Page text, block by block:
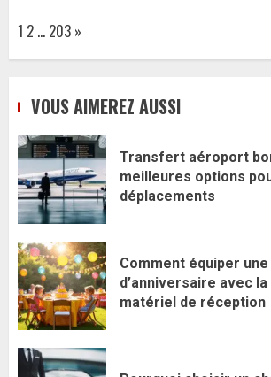
Page:
1 2 … 203 Next
»
VOUS AIMEREZ AUSSI
Transfert aéroport
meilleures options
déplacements
Comment équiper
d’anniversaire avec
matériel de réception